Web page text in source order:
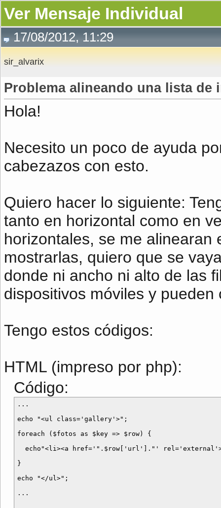
Ver Mensaje Individual
17/08/2012, 11:29
sir_alvarix
Problema alineando una lista de
Hola!
Necesito un poco de ayuda
cabezazos con esto.
Quiero hacer lo siguiente:
tanto en horizontal como en
horizontales, se me alinearan
mostrarlas, quiero que se
donde ni ancho ni alto de las
dispositivos móviles y pueden
Tengo estos códigos:
HTML (impreso por php):
Código:
...
echo "<ul class='gallery'>";
foreach ($fotos as $key => $row) {
echo"<li><a href='".$row['url']."'
}
echo "</ul>";